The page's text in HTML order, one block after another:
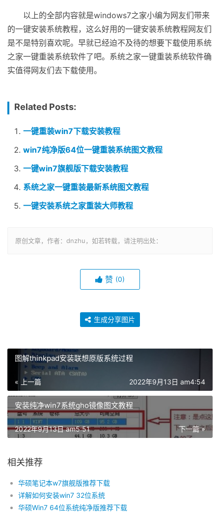
以上的全部内容就是windows7之家小编为网友们带来
的一键安装系统教程，这么好用的一键安装系统教程网友们
是不是特别喜欢呢。早就已经迫不及待的想要下载使用系统
之家一键重装系统软件了吧。系统之家一键重装系统软件确
实值得网友们去下载使用。
Related Posts:
一键重装win7下载安装教程
win7纯净版64位一键重装系统图文教程
一键win7旗舰版下载安装教程
系统之家一键重装最新系统图文教程
一键安装系统之家重装大师教程
原创文章，作者：dnzhu，如若转载，请注明出处：
赞 (0)
生成分享图片
图解thinkpad安装联想原版系统过程
« 上一篇 2022年9月13日 am4:54
安装纯净win7系统gho镜像图文教程
下一篇 »
2022年9月13日 am5:51
相关推荐
华硕笔记本w7旗舰版推荐下载
详解如何安装win7 32位系统
华硕Win7 64位系统纯净版推荐下载